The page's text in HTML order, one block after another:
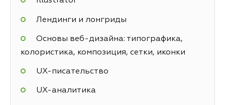
Лендинги и лонгриды
Основы веб-дизайна: типографика,
колористика, композиция, сетки, иконки
UX-писательство
UX-аналитика